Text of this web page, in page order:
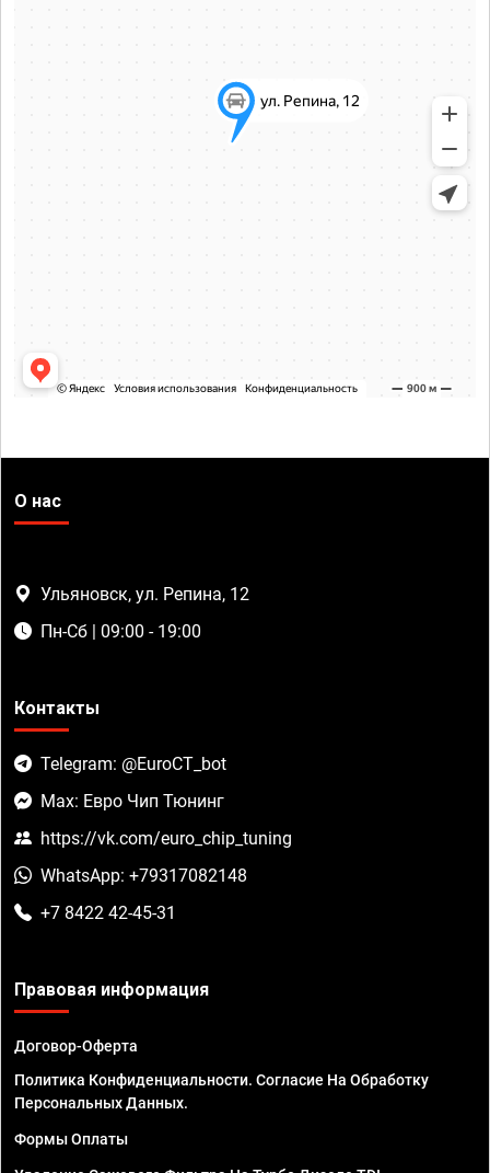
О нас
Ульяновск, ул. Репина, 12
Пн-Сб | 09:00 - 19:00
Контакты
Telegram: @EuroCT_bot
Max: Евро Чип Тюнинг
https://vk.com/euro_chip_tuning
WhatsApp: +79317082148
+7 8422 42-45-31
Правовая информация
Договор-Оферта
Политика Конфиденциальности. Согласие На Обработку
Персональных Данных.
Формы Оплаты